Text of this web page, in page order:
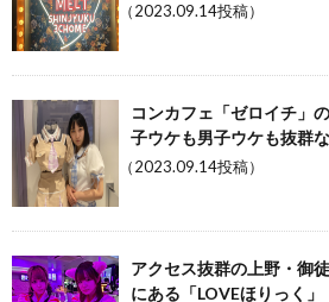
（2023.09.14投稿）
コンカフェ「ゼロイチ」
子ウケも男子ウケも抜群
（2023.09.14投稿）
アクセス抜群の上野・御
にある「LOVEほりっく」